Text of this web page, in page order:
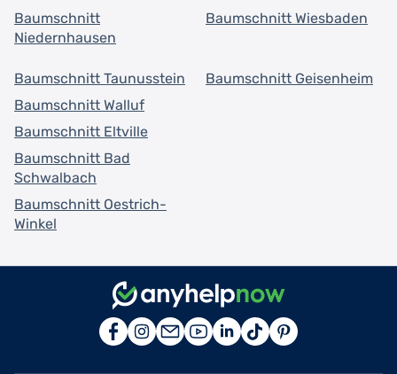
Baumschnitt
Niedernhausen
Baumschnitt Wiesbaden
Baumschnitt Taunusstein
Baumschnitt Walluf
Baumschnitt Eltville
Baumschnitt Bad
Schwalbach
Baumschnitt Oestrich-
Winkel
Baumschnitt Geisenheim